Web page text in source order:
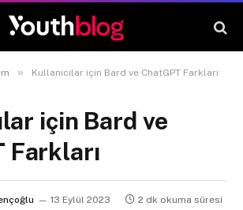
» Kullanıcılar için Bard ve ChatGPT Farkları
için Bard ve
Farkları
13 Eylül 2023 2 dk okuma süresi